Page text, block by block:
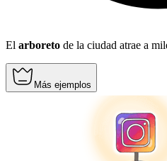
El arboreto de la ciudad atrae a
Más ejemplos